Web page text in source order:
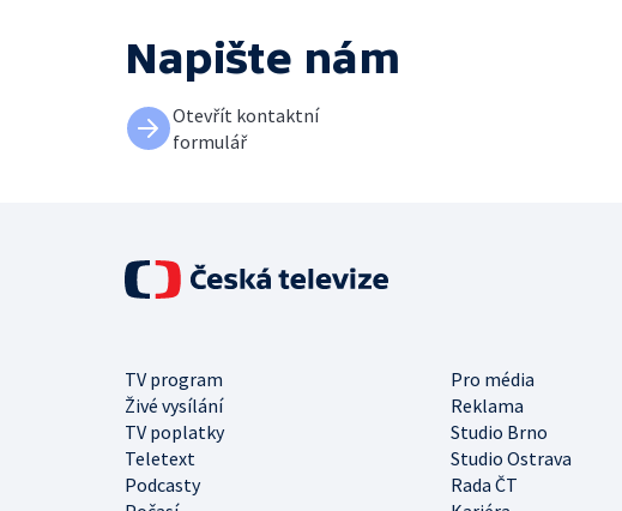
Napište nám
Otevřít kontaktní
formulář
TV program
Pro média
Živé vysílání
Reklama
TV poplatky
Studio Brno
Teletext
Studio Ostrava
Podcasty
Rada ČT